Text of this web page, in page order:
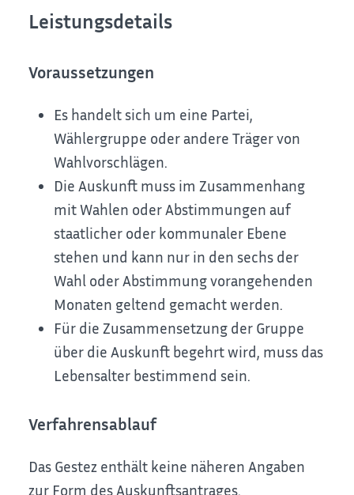
Leistungsdetails
Voraussetzungen
Es handelt sich um eine Partei,
Wählergruppe oder andere Träger von
Wahlvorschlägen.
Die Auskunft muss im Zusammenhang
mit Wahlen oder Abstimmungen auf
staatlicher oder kommunaler Ebene
stehen und kann nur in den sechs der
Wahl oder Abstimmung vorangehenden
Monaten geltend gemacht werden.
Für die Zusammensetzung der Gruppe
über die Auskunft begehrt wird, muss das
Lebensalter bestimmend sein.
Verfahrensablauf
Das Gestez enthält keine näheren Angaben
zur Form des Auskunftsantrages.